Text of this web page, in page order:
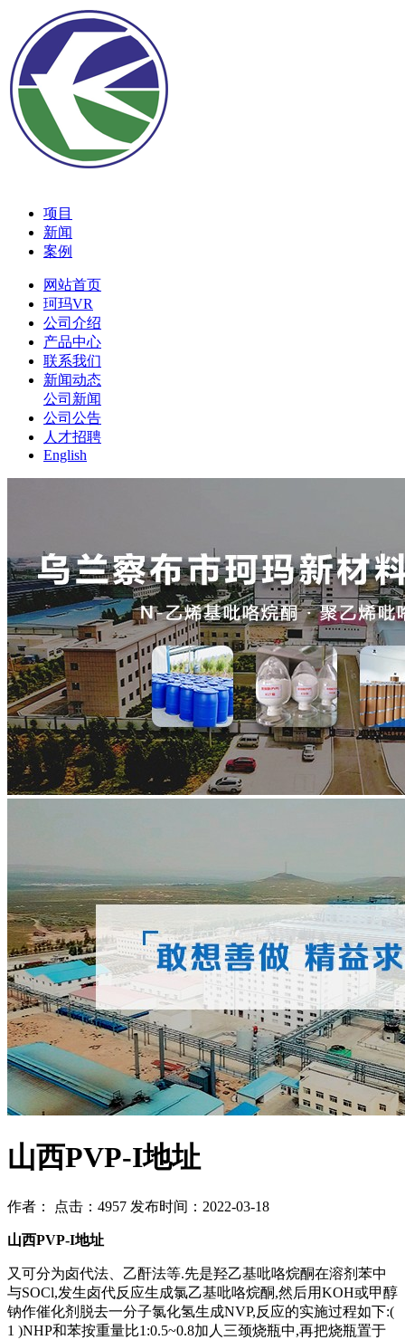
项目
新闻
案例
网站首页
珂玛VR
公司介绍
产品中心
联系我们
新闻动态
公司新闻
公司公告
人才招聘
English
山西PVP-I地址
作者： 点击：4957 发布时间：2022-03-18
山西PVP-I地址
又可分为卤代法、乙酐法等.先是羟乙基吡咯烷酮在溶剂苯中
与SOCl,发生卤代反应生成氯乙基吡咯烷酮,然后用KOH或甲醇
钠作催化剂脱去一分子氯化氢生成NVP,反应的实施过程如下:(
1 )NHP和苯按重量比1:0.5~0.8加人三颈烧瓶中,再把烧瓶置于